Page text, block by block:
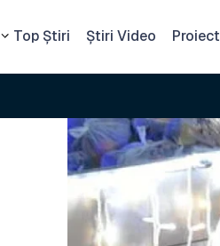
Top Știri Știri Video Proiect